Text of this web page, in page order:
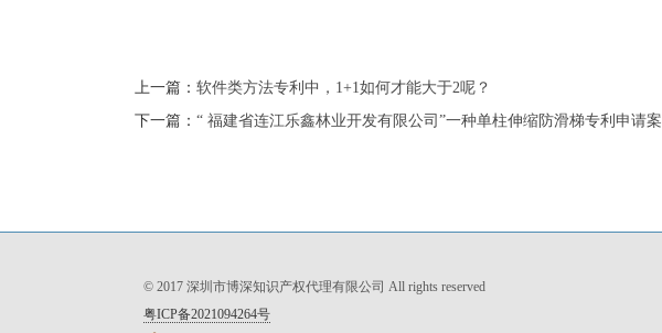
上一篇： 软件类方法专利中，1+1如何才能大于2呢？
下一篇： “ 福建省连江乐鑫林业开发有限公司”一种单柱伸缩防滑梯专利申请案
© 2017 深圳市博深知识产权代理有限公司 All rights reserved
粤ICP备2021094264号